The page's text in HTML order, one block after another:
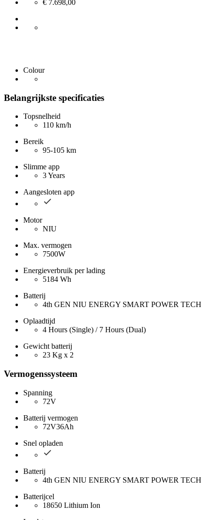
€ 7.698,00
Colour
Belangrijkste specificaties
Topsnelheid
110 km/h
Bereik
95-105 km
Slimme app
3 Years
Aangesloten app
Motor
NIU
Max. vermogen
7500W
Energieverbruik per lading
5184 Wh
Batterij
4th GEN NIU ENERGY SMART POWER TECH
Oplaadtijd
4 Hours (Single) / 7 Hours (Dual)
Gewicht batterij
23 Kg x 2
Vermogenssysteem
Spanning
72V
Batterij vermogen
72V36Ah
Snel opladen
Batterij
4th GEN NIU ENERGY SMART POWER TECH
Batterijcel
18650 Lithium Ion